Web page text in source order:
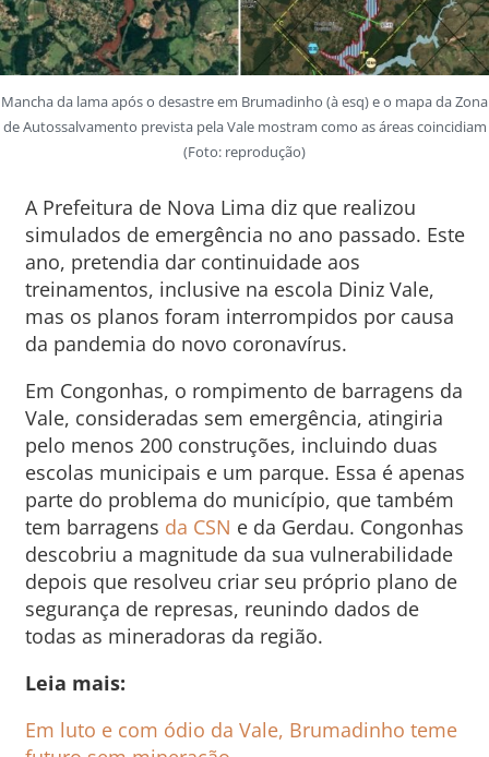
Mancha da lama após o desastre em Brumadinho (à esq) e o mapa da Zona
de Autossalvamento prevista pela Vale mostram como as áreas coincidiam
(Foto: reprodução)
A Prefeitura de Nova Lima diz que realizou
simulados de emergência no ano passado. Este
ano, pretendia dar continuidade aos
treinamentos, inclusive na escola Diniz Vale,
mas os planos foram interrompidos por causa
da pandemia do novo coronavírus.
Em Congonhas, o rompimento de barragens da
Vale, consideradas sem emergência, atingiria
pelo menos 200 construções, incluindo duas
escolas municipais e um parque. Essa é apenas
parte do problema do município, que também
tem barragens da CSN e da Gerdau. Congonhas
descobriu a magnitude da sua vulnerabilidade
depois que resolveu criar seu próprio plano de
segurança de represas, reunindo dados de
todas as mineradoras da região.
Leia mais:
Em luto e com ódio da Vale, Brumadinho teme